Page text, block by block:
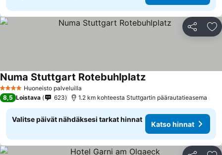
Jaa
4 TähtiluokitusHuoneisto palveluilla
Numa Stuttgart Rotebuhlplatz
8,5 Loistava 623 1.2 km kohteesta Stuttgartin päärautatieasema
Valitse päivät nähdäksesi tarkat hinnat
Katso hinnat